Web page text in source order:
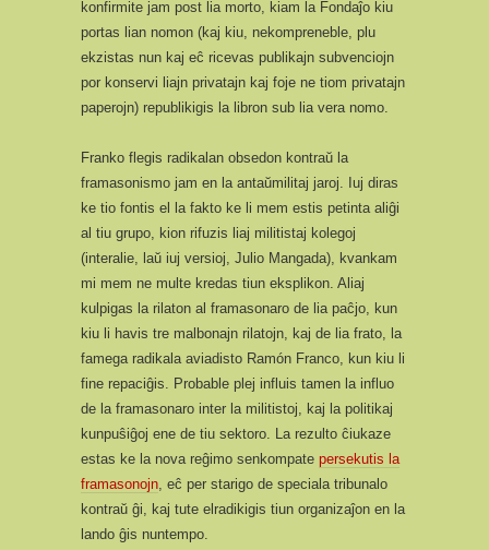
konfirmite jam post lia morto, kiam la Fondaĵo kiu
portas lian nomon (kaj kiu, nekompreneble, plu
ekzistas nun kaj eĉ ricevas publikajn subvenciojn
por konservi liajn privatajn kaj foje ne tiom privatajn
paperojn) republikigis la libron sub lia vera nomo.
Franko flegis radikalan obsedon kontraŭ la
framasonismo jam en la antaŭmilitaj jaroj. Iuj diras
ke tio fontis el la fakto ke li mem estis petinta aliĝi
al tiu grupo, kion rifuzis liaj militistaj kolegoj
(interalie, laŭ iuj versioj, Julio Mangada), kvankam
mi mem ne multe kredas tiun eksplikon. Aliaj
kulpigas la rilaton al framasonaro de lia paĉjo, kun
kiu li havis tre malbonajn rilatojn, kaj de lia frato, la
famega radikala aviadisto Ramón Franco, kun kiu li
fine repaciĝis. Probable plej influis tamen la influo
de la framasonaro inter la militistoj, kaj la politikaj
kunpuŝiĝoj ene de tiu sektoro. La rezulto ĉiukaze
estas ke la nova reĝimo senkompate persekutis la
framasonojn, eĉ per starigo de speciala tribunalo
kontraŭ ĝi, kaj tute elradikigis tiun organizaĵon en la
lando ĝis nuntempo.